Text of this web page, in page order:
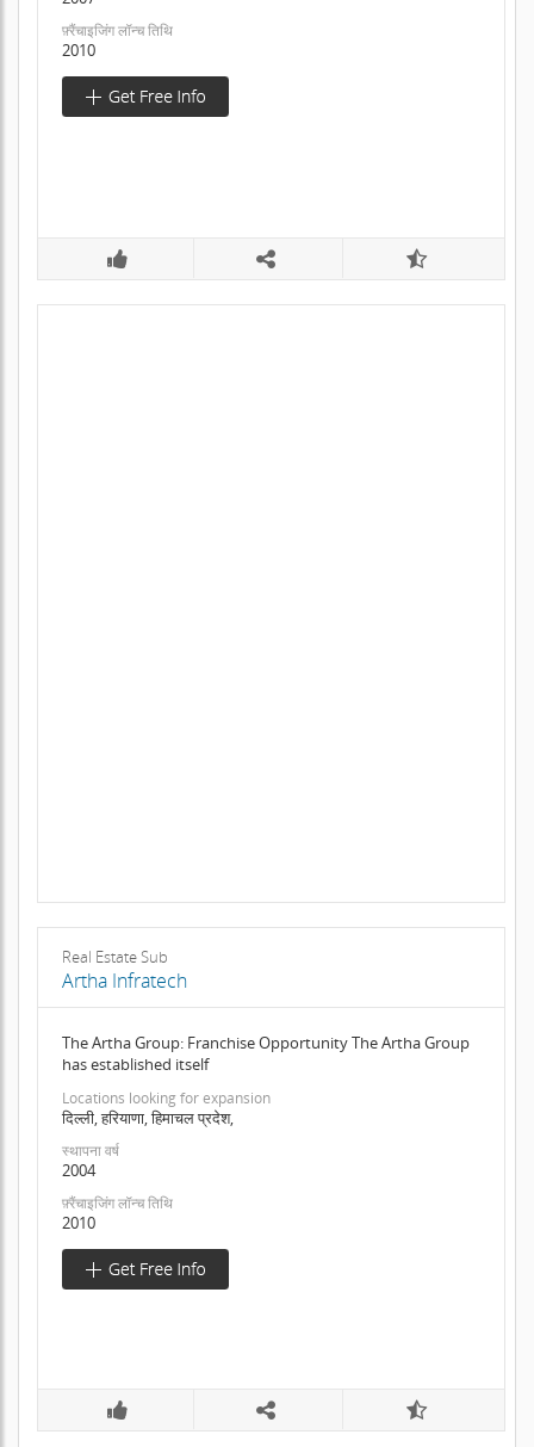
फ़्रैंचाइजिंग लॉन्च तिथि
2010
Real Estate Sub
Artha Infratech
The Artha Group: Franchise Opportunity The Artha Group
has established itself
Locations looking for expansion
दिल्ली, हरियाणा, हिमाचल प्रदेश,
स्थापना वर्ष
2004
फ़्रैंचाइजिंग लॉन्च तिथि
2010